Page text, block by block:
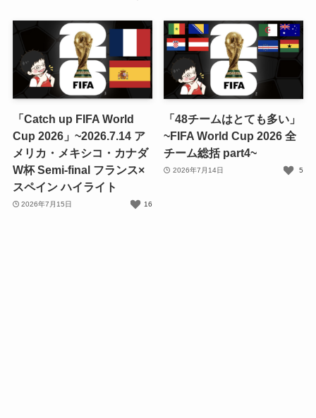
「Catch up FIFA World
Cup 2026」~2026.7.14 ア
メリカ・メキシコ・カナダ
W杯 Semi-final フランス×
スペイン ハイライト
2026年7月15日 16
「48チームはとても多い」
~FIFA World Cup 2026 全
チーム総括 part4~
2026年7月14日 5